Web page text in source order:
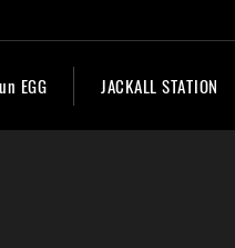
EGG JACKALL STATION